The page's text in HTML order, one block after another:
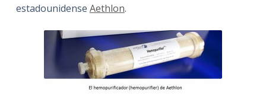
estadounidense Aethlon.